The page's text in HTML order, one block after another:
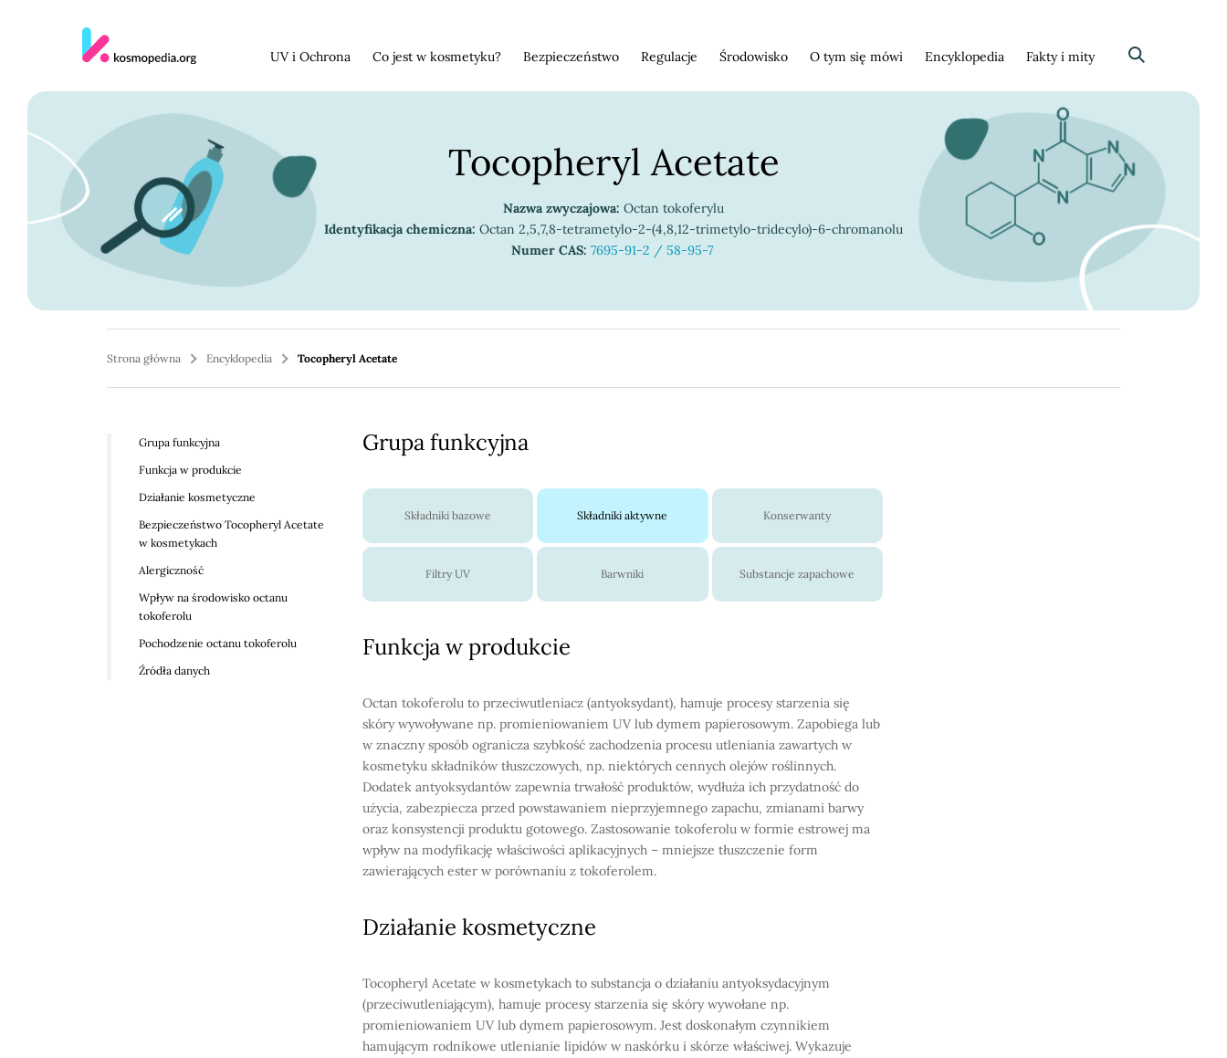
UV i Ochrona Co jest w kosmetyku? Bezpieczeństwo Regulacje Środowisko O tym się mówi Encyklopedia Fakty i mity Szukaj
Tocopheryl Acetate
Nazwa zwyczajowa: Octan tokoferylu
Identyfikacja chemiczna: Octan 2,5,7,8-tetrametylo-2-(4,8,12-trimetylo-tridecylo)-6-chromanolu
Numer CAS: 7695-91-2 / 58-95-7
Strona główna Encyklopedia Tocopheryl Acetate
Grupa funkcyjna
Składniki bazowe Składniki aktywne Konserwanty
Filtry UV Barwniki Substancje zapachowe
Funkcja w produkcie
Octan tokoferolu to przeciwutleniacz (antyoksydant), hamuje procesy starzenia się
skóry wywoływane np. promieniowaniem UV lub dymem papierosowym. Zapobiega lub
w znaczny sposób ogranicza szybkość zachodzenia procesu utleniania zawartych w
kosmetyku składników tłuszczowych, np. niektórych cennych olejów roślinnych.
Dodatek antyoksydantów zapewnia trwałość produktów, wydłuża ich przydatność do
użycia, zabezpiecza przed powstawaniem nieprzyjemnego zapachu, zmianami barwy
oraz konsystencji produktu gotowego. Zastosowanie tokoferolu w formie estrowej ma
wpływ na modyfikację właściwości aplikacyjnych – mniejsze tłuszczenie form
zawierających ester w porównaniu z tokoferolem.
Działanie kosmetyczne
Tocopheryl Acetate w kosmetykach to substancja o działaniu antyoksydacyjnym
(przeciwutleniającym), hamuje procesy starzenia się skóry wywołane np.
promieniowaniem UV lub dymem papierosowym. Jest doskonałym czynnikiem
hamującym rodnikowe utlenianie lipidów w naskórku i skórze właściwej. Wykazuje
Grupa funkcyjna
Funkcja w produkcie
Działanie kosmetyczne
Bezpieczeństwo Tocopheryl Acetate
w kosmetykach
Alergiczność
Wpływ na środowisko octanu
tokoferolu
Pochodzenie octanu tokoferolu
Źródła danych